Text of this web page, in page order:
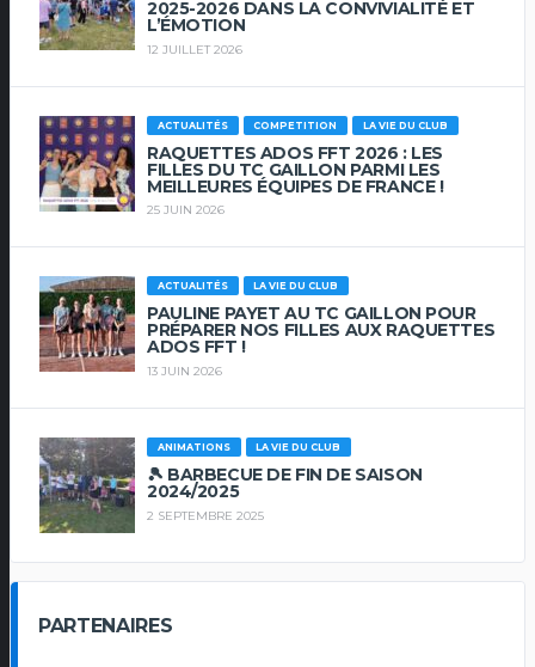
2025-2026 DANS LA CONVIVIALITÉ ET
L’ÉMOTION
12 JUILLET 2026
ACTUALITÉS COMPETITION LA VIE DU CLUB
RAQUETTES ADOS FFT 2026 : LES
FILLES DU TC GAILLON PARMI LES
MEILLEURES ÉQUIPES DE FRANCE !
25 JUIN 2026
ACTUALITÉS LA VIE DU CLUB
PAULINE PAYET AU TC GAILLON POUR
PRÉPARER NOS FILLES AUX RAQUETTES
ADOS FFT !
13 JUIN 2026
ANIMATIONS LA VIE DU CLUB
🎾 BARBECUE DE FIN DE SAISON
2024/2025
2 SEPTEMBRE 2025
PARTENAIRES